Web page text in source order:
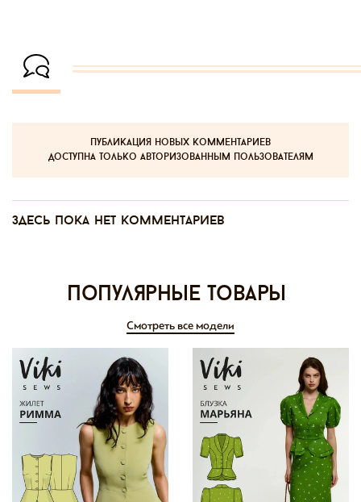
публикация новых комментариев
доступна только авторизованным пользователям
Здесь пока нет комментариев
Популярные товары
Смотреть все модели